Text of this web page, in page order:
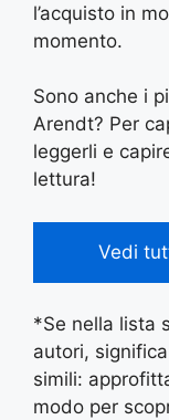
l’acquisto in
momento.
Sono anche i
Arendt? Per
leggerli e
lettura!
Vedi
*Se nella lista
autori,
simili:
modo per